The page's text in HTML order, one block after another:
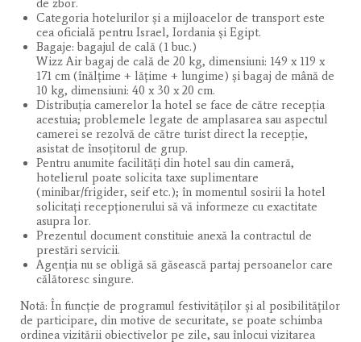
de zbor.
Categoria hotelurilor şi a mijloacelor de transport este
cea oficială pentru Israel, Iordania şi Egipt.
Bagaje: bagajul de cală (1 buc.)
Wizz Air bagaj de cală de 20 kg, dimensiuni: 149 x 119 x
171 cm (înălţime + lăţime + lungime) și bagaj de mână de
10 kg, dimensiuni: 40 x 30 x 20 cm.
Distribuția camerelor la hotel se face de către recepția
acestuia; problemele legate de amplasarea sau aspectul
camerei se rezolvă de către turist direct la recepție,
asistat de însoțitorul de grup.
Pentru anumite facilități din hotel sau din cameră,
hotelierul poate solicita taxe suplimentare
(minibar/frigider, seif etc.); în momentul sosirii la hotel
solicitați recepționerului să vă informeze cu exactitate
asupra lor.
Prezentul document constituie anexă la contractul de
prestări servicii.
Agenția nu se obligă să găsească partaj persoanelor care
călătoresc singure.
Notă: În funcţie de programul festivităţilor şi al posibilităţilor
de participare, din motive de securitate, se poate schimba
ordinea vizitării obiectivelor pe zile, sau înlocui vizitarea